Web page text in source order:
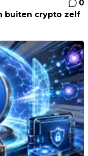
0
buiten crypto zelf